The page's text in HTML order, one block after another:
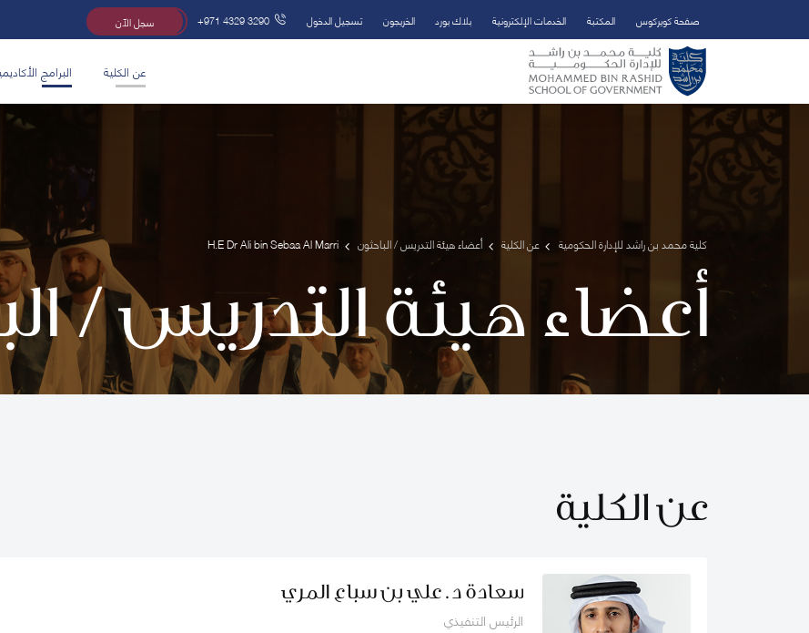
تخطي إلى المحتوى الرئيسي
فتح قائمة الوصول
صفحة كويركوس المكتبة الخدمات الإلكترونية بلاك بورد الخريجون تسجيل الدخول +971 4329 3290 سجل الآن
عن الكلية البرامج
كلية محمد بن راشد للإدارة الحكومية عن الكلية أعضاء هيئة التدريس / الباحثون H.E Dr Ali bin Sebaa Al Marri
أعضاء هيئة التدريس /
عن الكلية
سعادة د. علي بن سباع المري
الرئيس التنفيذي